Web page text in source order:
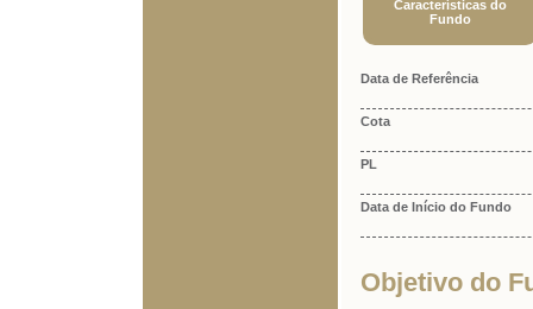
Características do
Fundo
Data de Referência
Cota
PL
Data de Início do Fundo
Objetivo do